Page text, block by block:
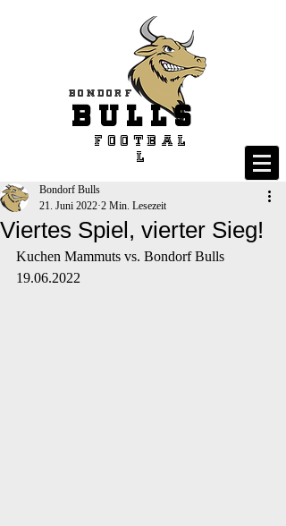
BULLS
Footbal
l
Bondorf
Viertes Spiel, vierter Sieg!
Bondorf Bulls
21. Juni 2022 2 Min. Lesezeit
Kuchen Mammuts vs. Bondorf Bulls
19.06.2022